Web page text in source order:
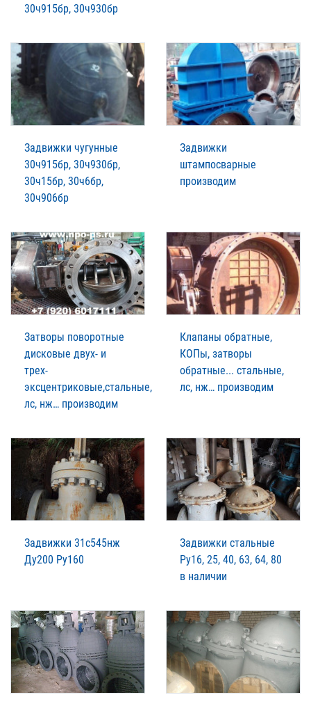
30ч915бр, 30ч930бр
Задвижки чугунные
30ч915бр, 30ч930бр,
30ч15бр, 30ч6бр,
30ч906бр
Задвижки
штампосварные
производим
Затворы поворотные
дисковые двух- и
трех-
эксцентриковые,стальные,
лс, нж… производим
Клапаны обратные,
КОПы, затворы
обратные... стальные,
лс, нж… производим
Задвижки 31с545нж
Ду200 Ру160
Задвижки стальные
Ру16, 25, 40, 63, 64, 80
в наличии